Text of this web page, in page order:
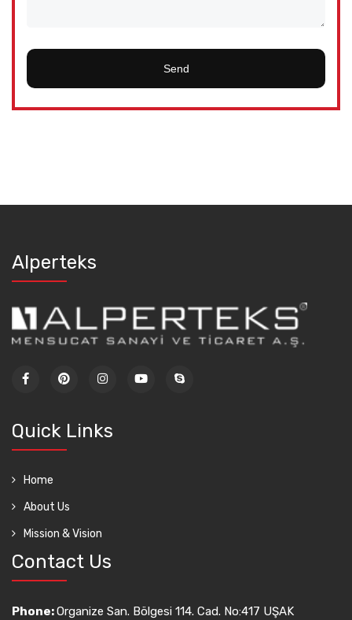
Alperteks
Quick Links
Home
About Us
Mission & Vision
Contact Us
Phone:Organize San. Bölgesi 114. Cad. No:417 UŞAK